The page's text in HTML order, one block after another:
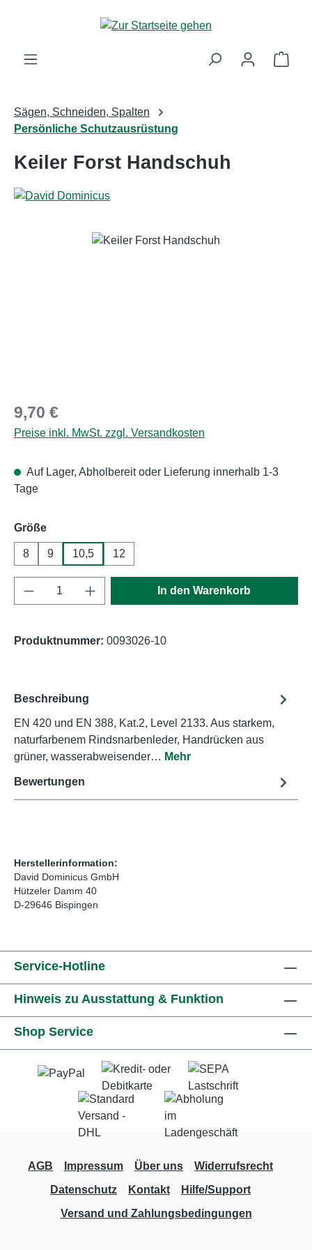
Zum Hauptinhalt springen
Sägen, Schneiden, Spalten
Persönliche Schutzausrüstung
Keiler Forst Handschuh
Bildergalerie überspringen
Regulärer Preis:
9,70 €
Preise inkl. MwSt. zzgl. Versandkosten
Auf Lager, Abholbereit oder Lieferung innerhalb 1-3
Tage
Größeauswählen
8 9 10,5 12
Produkt Anzahl: Gib den gewünschten
In den Warenkorb
Produktnummer: 0093026-10
Beschreibung
EN 420 und EN 388, Kat.2, Level 2133. Aus starkem,
naturfarbenem Rindsnarbenleder, Handrücken aus
grüner, wasserabweisender… Mehr
Bewertungen
Herstellerinformation:
David Dominicus GmbH
Hützeler Damm 40
D-29646 Bispingen
Service-Hotline
Hinweis zu Ausstattung & Funktion
Shop Service
AGB Impressum Über uns
Widerrufsrecht
Datenschutz
Kontakt
Hilfe/Support
Versand und Zahlungsbedingungen